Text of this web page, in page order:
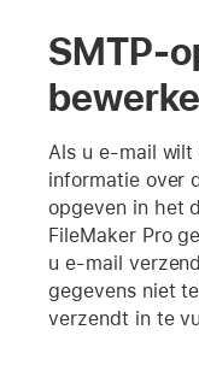
SMTP-
Als u e-mail wilt
informatie over
opgeven in het
FileMaker Pro
u e-mail
gegevens niet
verzendt in te